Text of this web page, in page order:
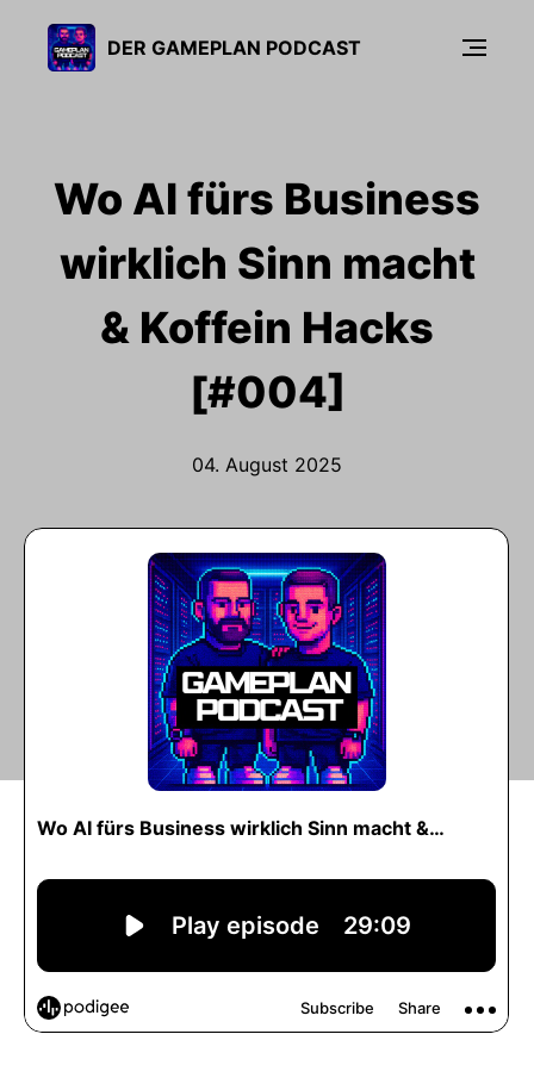
DER GAMEPLAN PODCAST
Wo AI fürs Business
wirklich Sinn macht
& Koffein Hacks
[#004]
04. August 2025